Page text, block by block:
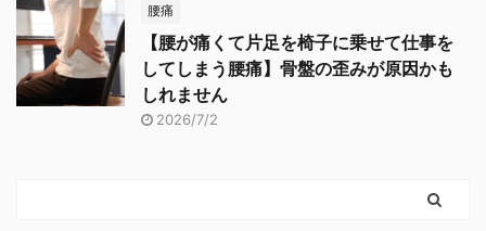
腰痛
【腰が痛くて片足を椅子に乗せて仕事を
してしまう腰痛】骨盤の歪みが原因かも
しれません
2026/7/2